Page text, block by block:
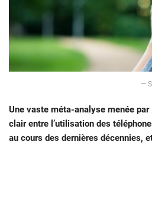
—
Une vaste méta-analyse menée par
clair entre l’utilisation des
au cours des dernières décennies,